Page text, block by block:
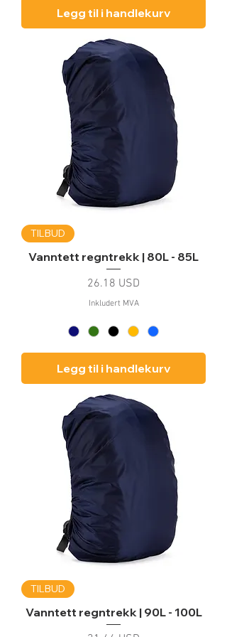
Legg til i handlekurv
TILBUD
Vanntett regntrekk | 80L - 85L
Pris
26.18 USD
Inkludert MVA
Legg til i handlekurv
TILBUD
Vanntett regntrekk | 90L - 100L